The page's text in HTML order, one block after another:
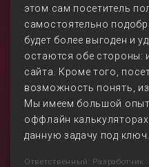
этом сам посетитель
самостоятельно
будет более выгоден и
остаются обе стороны:
сайта. Кроме того,
возможность понять,
Мы имеем большой опыт
оффлайн
данную задачу под ключ.
Ответственный: Разработчик